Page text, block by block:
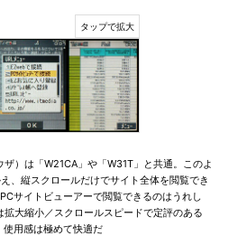
）は「W21CA」や「W31T」と共通。このよ
、縦スクロールだけでサイト全体を閲覧でき
サイトビューアーで閲覧できるのはうれし
大縮小／スクロールスピードで定評のある
使用感は極めて快適だ